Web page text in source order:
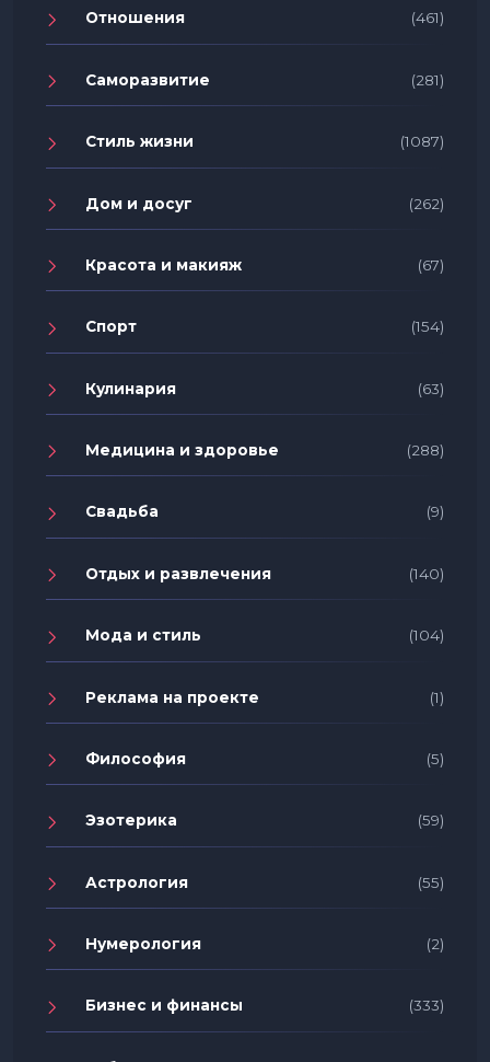
Отношения (461)
Саморазвитие (281)
Стиль жизни (1087)
Дом и досуг (262)
Красота и макияж (67)
Спорт (154)
Кулинария (63)
Медицина и здоровье (288)
Свадьба (9)
Отдых и развлечения (140)
Мода и стиль (104)
Реклама на проекте (1)
Философия (5)
Эзотерика (59)
Астрология (55)
Нумерология (2)
Бизнес и финансы (333)